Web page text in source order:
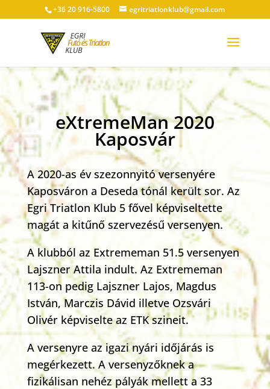
+36 20 916-5800 egritriatlonklub@gmail.com
eXtremeMan 2020
Kaposvár
A 2020-as év szezonnyitó versenyére
Kaposváron a Deseda tónál került sor. Az
Egri Triatlon Klub 5 fővel képviseltette
magát a kitűnő szervezésű versenyen.
A klubból az Extrememan 51.5 versenyen
Lajszner Attila indult. Az Extrememan
113-on pedig Lajszner Lajos, Magdus
István, Marczis Dávid illetve Ozsvári
Olivér képviselte az ETK szineit.
A versenyre az igazi nyári időjárás is
megérkezett. A versenyzőknek a
fizikálisan nehéz pályák mellett a 33